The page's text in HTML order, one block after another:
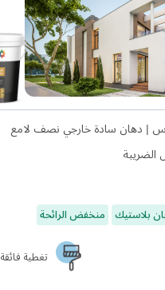
| دهان سادة خارجي نصف لامع
بلاستيك منخفض الرائحة
تغطية فائقة